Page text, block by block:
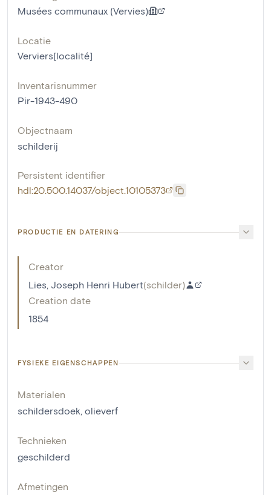
Musées communaux (Vervies)
Locatie
Verviers[localité]
Inventarisnummer
Pir-1943-490
Objectnaam
schilderij
Persistent identifier
hdl:20.500.14037/object.10105373
PRODUCTIE EN DATERING
Creator
Lies, Joseph Henri Hubert(schilder)
Creation date
1854
FYSIEKE EIGENSCHAPPEN
Materialen
schildersdoek, olieverf
Technieken
geschilderd
Afmetingen